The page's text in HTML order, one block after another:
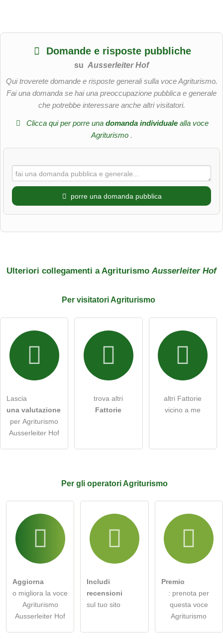
Domande e risposte pubbliche
su Ausserleiter Hof
Qui troverete domande e risposte generali sulla voce Agriturismo.
Fai una domanda se hai una preoccupazione pubblica e generale
che potrebbe interessare anche altri visitatori.
Clicca qui per porre una domanda individualealla voce
Agriturismo .
porre una domanda pubblica
L'indirizzo email non verrà pubblicato)
Con la presente accetto i termini e le condizioni
porre una domanda pubblica
Nota:tieni presente che le domande pubbliche sono
Ulteriori collegamenti a AgriturismoAusserleiter Hof
Per visitatori Agriturismo
Lascia
una valutazione
per Agriturismo
Ausserleiter Hof
trova altri
Fattorie
altri Fattorie
vicino a me
Per gli operatori Agriturismo
Aggiorna
o migliora la voce
Agriturismo
Ausserleiter Hof
Includi
recensioni
sul tuo sito
Premio
: prenota per
questa voce
Agriturismo